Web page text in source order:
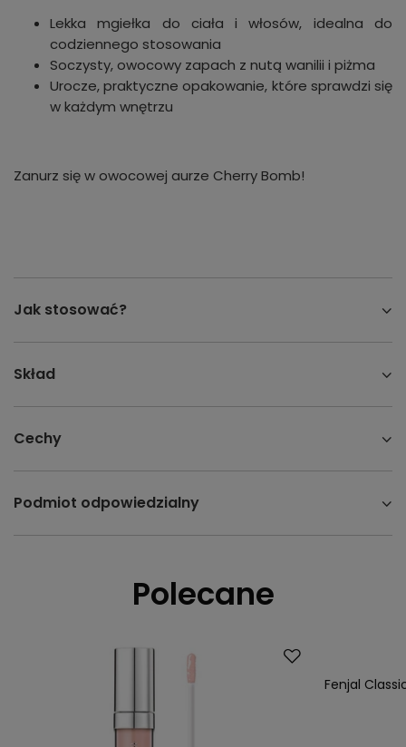
Lekka mgiełka do ciała i włosów, idealna do
codziennego stosowania
Soczysty, owocowy zapach z nutą wanilii i piżma
Urocze, praktyczne opakowanie, które sprawdzi się
w każdym wnętrzu
Zanurz się w owocowej aurze Cherry Bomb!
Jak stosować?
Skład
Cechy
Podmiot odpowiedzialny
Polecane
Nasz
Fenjal